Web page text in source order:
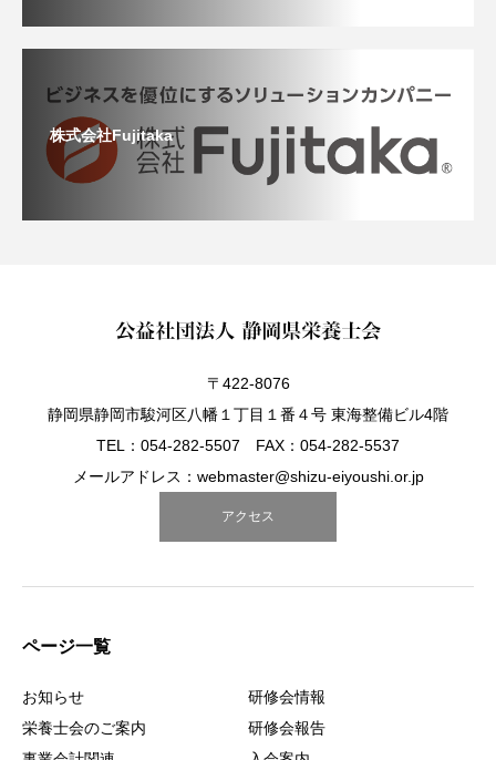
株式会社Fujitaka
〒422-8076
静岡県静岡市駿河区八幡１丁目１番４号 東海整備ビル4階
TEL：054-282-5507 FAX：054-282-5537
メールアドレス：webmaster@shizu-eiyoushi.or.jp
アクセス
ページ一覧
お知らせ
栄養士会のご案内
研修会情報
研修会報告